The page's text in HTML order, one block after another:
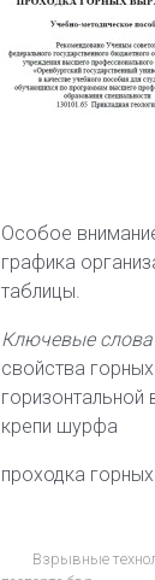
Особое
графика
таблицы.
Ключевые
свойства
горизонтальной
крепи шурфа
проходка
Взрывные